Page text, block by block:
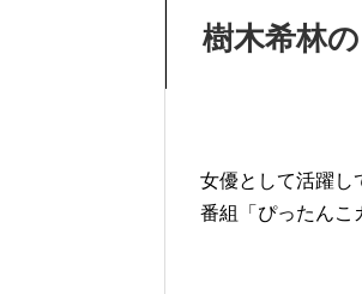
樹木希林
女優として活躍し
番組「ぴったんこ